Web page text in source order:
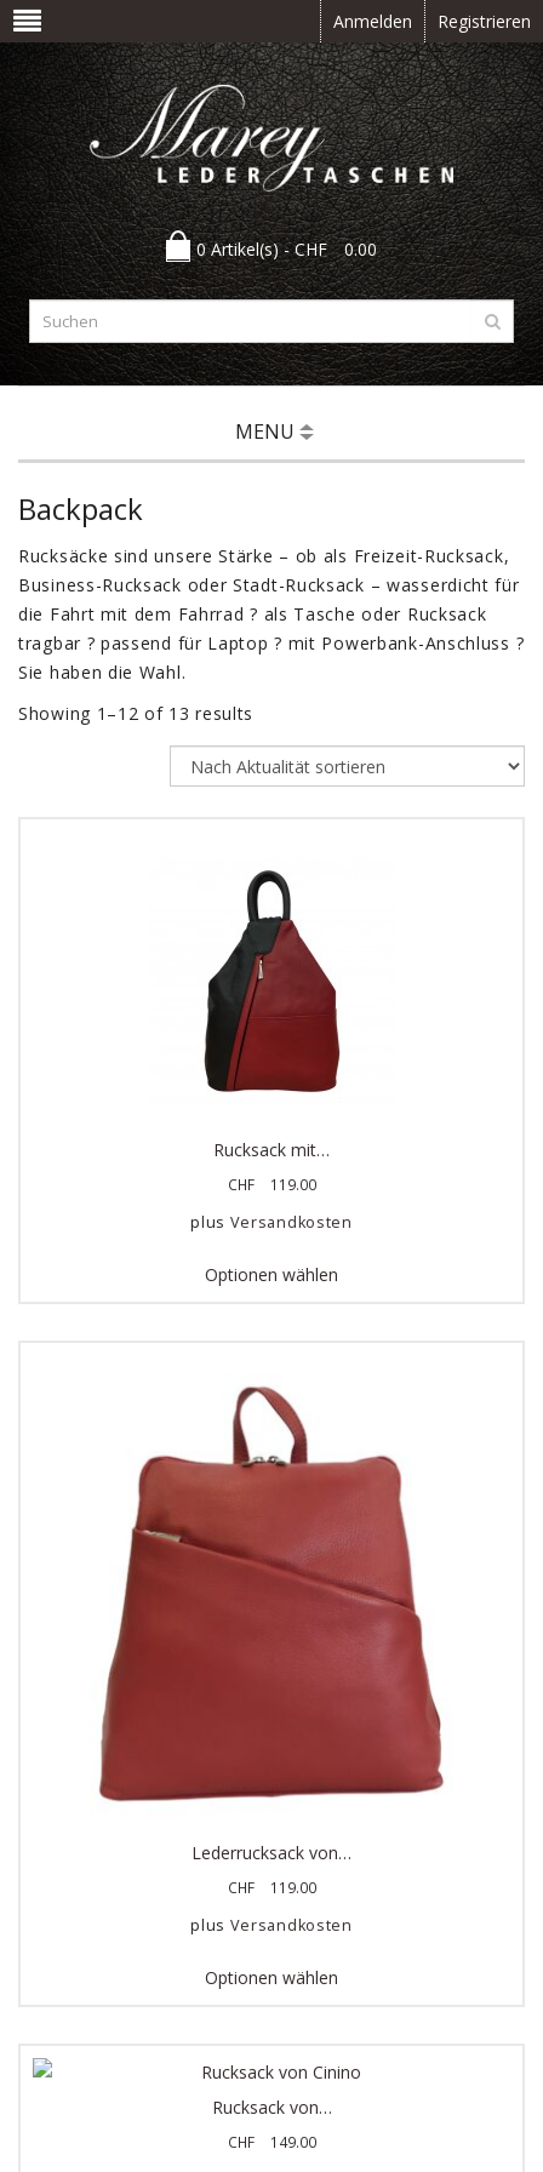
Anmelden Registrieren
0 Artikel(s) -CHF 0.00
MENU
Backpack
Rucksäcke sind unsere Stärke – ob als Freizeit-Rucksack,
Business-Rucksack oder Stadt-Rucksack – wasserdicht für
die Fahrt mit dem Fahrrad ? als Tasche oder Rucksack
tragbar ? passend für Laptop ? mit Powerbank-Anschluss ?
Sie haben die Wahl.
Showing 1–12 of 13 results
Rucksack mit…
CHF
119.00
plus Versandkosten
Optionen wählen
Lederrucksack von…
CHF
119.00
plus Versandkosten
Optionen wählen
Rucksack von…
CHF
149.00